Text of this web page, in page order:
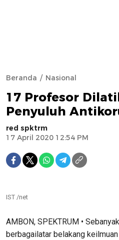
Beranda Nasional
17 Profesor
Penyuluh
red spktrm
17 April 2020 12:54 PM
IST /net
AMBON, SPEKTRUM •
berbagailatar belakang